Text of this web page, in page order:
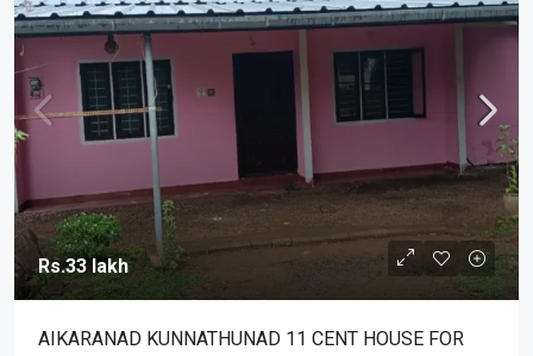
Rs.33 lakh
AIKARANAD KUNNATHUNAD 11 CENT HOUSE FOR